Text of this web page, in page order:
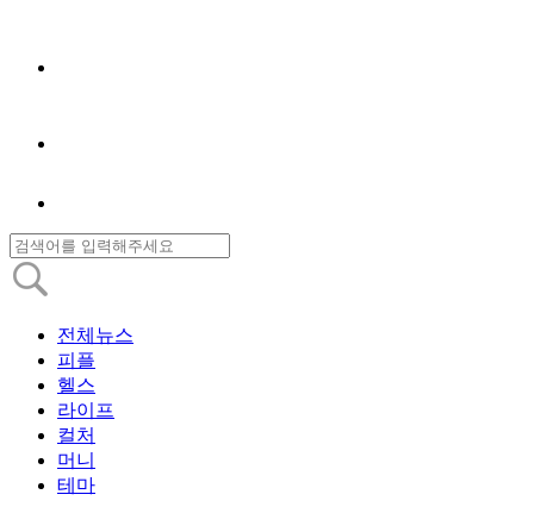
전체뉴스
피플
헬스
라이프
컬처
머니
테마